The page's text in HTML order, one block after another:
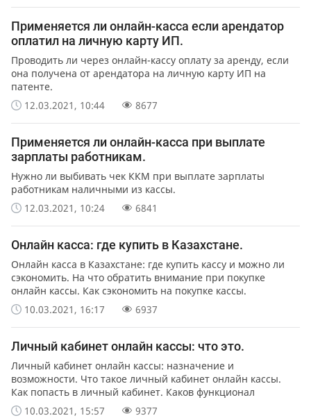
Применяется ли онлайн-касса если арендатор
оплатил на личную карту ИП.
Проводить ли через онлайн-кассу оплату за аренду, если
она получена от арендатора на личную карту ИП на
патенте.
12.03.2021, 10:44
8677
Применяется ли онлайн-касса при выплате
зарплаты работникам.
Нужно ли выбивать чек ККМ при выплате зарплаты
работникам наличными из кассы.
12.03.2021, 10:24
6841
Онлайн касса: где купить в Казахстане.
Онлайн касса в Казахстане: где купить кассу и можно ли
сэкономить. На что обратить внимание при покупке
онлайн кассы. Как сэкономить на покупке кассы.
10.03.2021, 16:17
6937
Личный кабинет онлайн кассы: что это.
Личный кабинет онлайн кассы: назначение и
возможности. Что такое личный кабинет онлайн кассы.
Как попасть в личный кабинет. Каков функционал
кабинета онлайн кас...
10.03.2021, 15:57 9377